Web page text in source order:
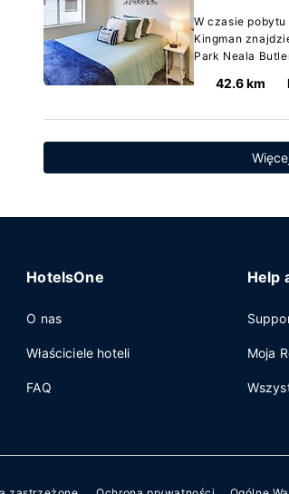
W czasie
Kingman
Park Neala
42.6 km
HotelsOne
O nas
Właściciele hoteli
FAQ
Help
Moja